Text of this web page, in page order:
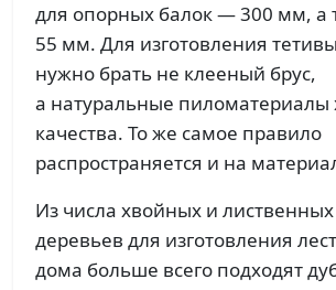
для опорных балок — 300 мм,
55 мм. Для изготовления
нужно брать не клееный брус,
а натуральные пиломатериалы
качества. То же самое правило
распространяется и на
Из числа хвойных и
деревьев для изготовления
дома больше всего подходят